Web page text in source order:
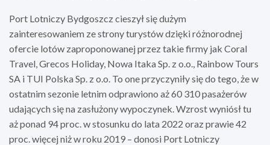
Port Lotniczy Bydgoszcz cieszył się dużym
zainteresowaniem ze strony turystów dzięki różnorodnej
ofercie lotów zaproponowanej przez takie firmy jak Coral
Travel, Grecos Holiday, Nowa Itaka Sp. z o.o., Rainbow Tours
SA i TUI Polska Sp. z o.o. To one przyczyniły się do tego, że w
ostatnim sezonie letnim odprawiono aż 60 310 pasażerów
udających się na zasłużony wypoczynek. Wzrost wyniósł tu
aż ponad 94 proc. w stosunku do lata 2022 oraz prawie 42
proc. więcej niż w roku 2019 – donosi Port Lotniczy